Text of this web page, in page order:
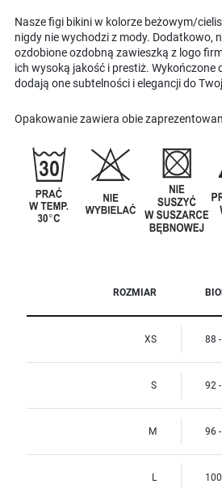
Nasze figi bikini w kolorze beżowym/
nigdy nie wychodzi z mody. Dodatkowo,
ozdobione ozdobną zawieszką z logo
ich wysoką jakość i prestiż. Wykończone
dodają one subtelności i elegancji do
Opakowanie zawiera obie
ROZMIAR
XS 88
S 92
M 96
L